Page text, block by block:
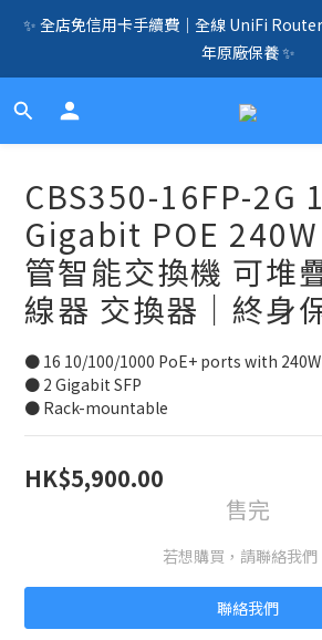
🛍️  全店免信用卡手續費、購物滿
（SSD、HDD、UPS 除外
✨ 全店免信用卡手續費｜全線 UniFi
年原廠保養 ✨
存、監控、會議、智能化等方案
（SSD、HDD、UPS 除
CBS350-16FP-2G
Gigabit POE
管智能交換機 可堆
線器 交換器｜終身
● 16 10/100/1000 PoE+ ports with
● 2 Gigabit SFP
● Rack-mountable
HK$5,900.00
售完
若想購買，請聯絡我們
聯絡我們